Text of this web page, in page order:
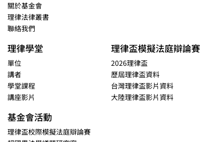
關於基金會
理律法律叢書
聯絡我們
理律學堂
單位
講者
學堂課程
講座影片
理律盃模擬法庭辯論賽
2026理律盃
歷屆理律盃資料
台灣理律盃影片資料
大陸理律盃影片資料
基金會活動
理律盃校際模擬法庭辯論賽